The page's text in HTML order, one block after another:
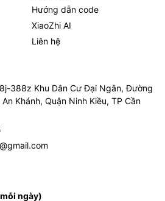
Hướng dẫn code
XiaoZhi AI
Liên hệ
388z Khu Dân Cư Đại Ngân, Đường
Khánh, Quận Ninh Kiều, TP Cần
ngày)